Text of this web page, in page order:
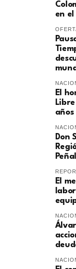
en
El
años
Don
El